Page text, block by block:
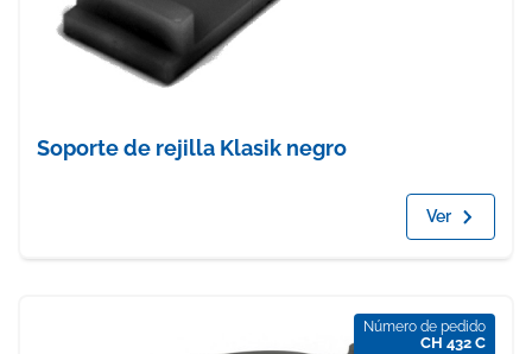
Soporte de rejilla Klasik negro
Ver
Número de pedido
CH 432 C